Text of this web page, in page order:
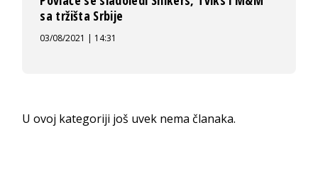
sa tržišta Srbije
03/08/2021 | 14:31
U ovoj kategoriji još uvek nema članaka.